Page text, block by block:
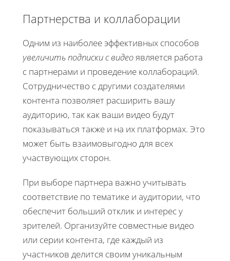
Партнерства и коллаборации
Одним из наиболее эффективных способов
увеличить подписки с видеоявляется работа
с партнерами и проведение коллабораций.
Сотрудничество с другими создателями
контента позволяет расширить вашу
аудиторию, так как ваши видео будут
показываться также и на их платформах. Это
может быть взаимовыгодно для всех
участвующих сторон.
При выборе партнера важно учитывать
соответствие по тематике и аудитории, что
обеспечит больший отклик и интерес у
зрителей. Организуйте совместные видео
или серии контента, где каждый из
участников делится своим уникальным